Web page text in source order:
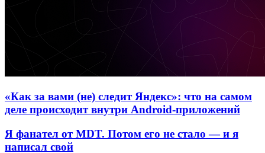
«Как за вами (не) следит Яндекс»: что на самом
деле происходит внутри Android-приложений
Я фанател от MDT. Потом его не стало — и я
написал свой